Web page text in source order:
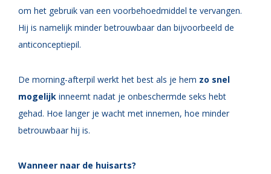
om het gebruik van een voorbehoedmiddel te vervangen.
Hij is namelijk minder betrouwbaar dan bijvoorbeeld de
anticonceptiepil.
De morning-afterpil werkt het best als je hem zo snel
mogelijk inneemt nadat je onbeschermde seks hebt
gehad. Hoe langer je wacht met innemen, hoe minder
betrouwbaar hij is.
Wanneer naar de huisarts?